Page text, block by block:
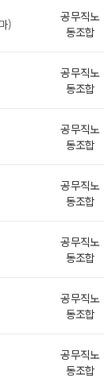
)
공무직노
동조합
공무직노
동조합
공무직노
동조합
공무직노
동조합
공무직노
동조합
공무직노
동조합
공무직노
동조합